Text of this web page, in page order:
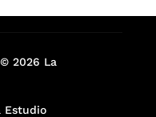
2026 La
Estudio